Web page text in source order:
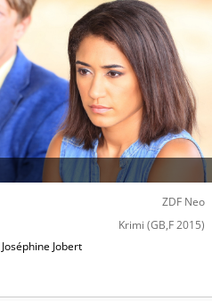
ZDF Neo
Krimi (GB,F 2015)
Joséphine Jobert